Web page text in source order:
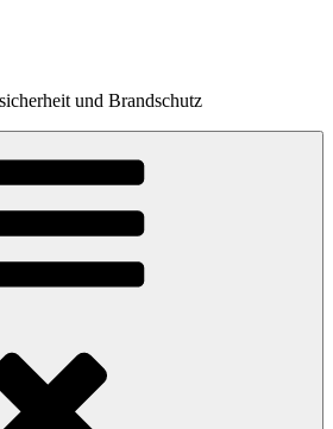
und Brandschutz